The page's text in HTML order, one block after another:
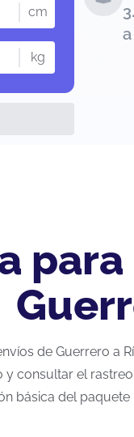
cm
kg
de Guerrero a
y consultar el
básica del